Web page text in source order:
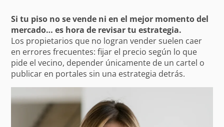
Si tu piso no se vende ni en el mejor momento del
mercado… es hora de revisar tu estrategia.
Los propietarios que no logran vender suelen caer
en errores frecuentes: fijar el precio según lo que
pide el vecino, depender únicamente de un cartel o
publicar en portales sin una estrategia detrás.